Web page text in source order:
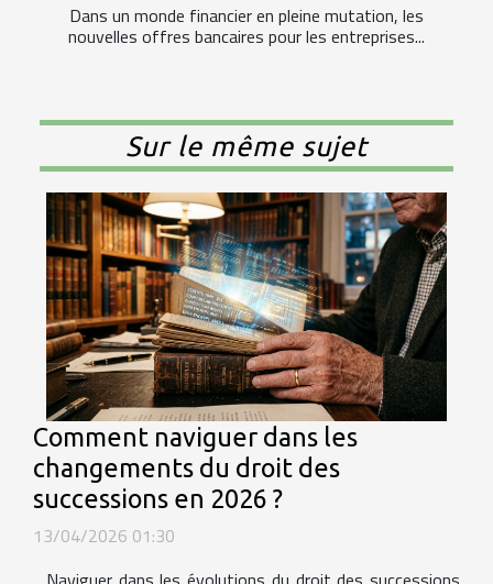
Dans un monde financier en pleine mutation, les
nouvelles offres bancaires pour les entreprises...
Sur le même sujet
Comment naviguer dans les
changements du droit des
successions en 2026 ?
13/04/2026 01:30